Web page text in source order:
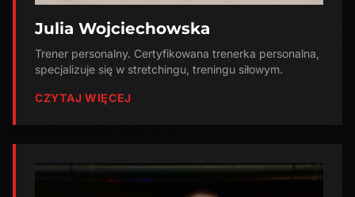
Julia Wojciechowska
Trener personalny. Certyfikowana trenerka personalna,
specjalizuje się w stretchingu, treningu siłowym.
CZYTAJ WIĘCEJ